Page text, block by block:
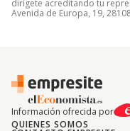
dirígete acreditando tu
Avenida de Europa, 19,
Información ofrecida por
QUIENES SOMOS